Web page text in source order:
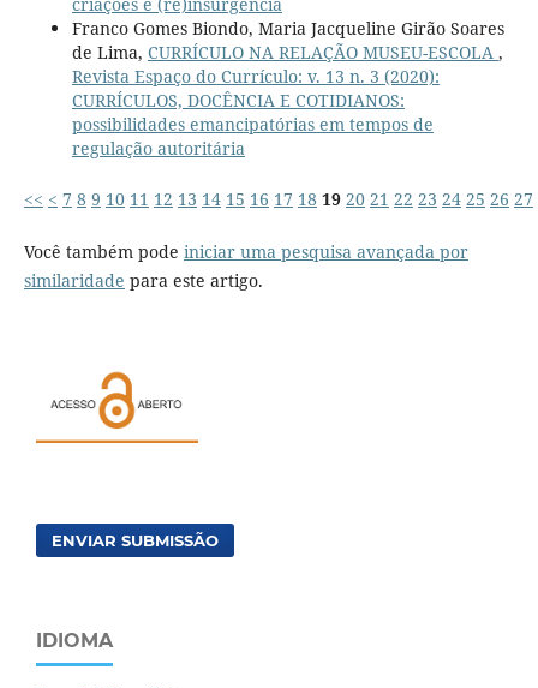
Franco Gomes Biondo, Maria Jacqueline Girão Soares
de Lima, CURRÍCULO NA RELAÇÃO MUSEU-ESCOLA ,
Revista Espaço do Currículo: v. 13 n. 3 (2020):
CURRÍCULOS, DOCÊNCIA E COTIDIANOS:
possibilidades emancipatórias em tempos de
regulação autoritária
<< < 7 8 9 10 11 12 13 14 15 16 17 18 19 20 21 22 23 24 25 26 27
Você também pode iniciar uma pesquisa avançada por
similaridade para este artigo.
ENVIAR SUBMISSÃO
IDIOMA